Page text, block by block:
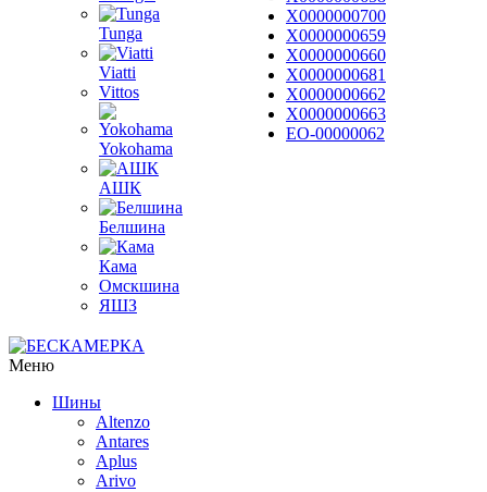
Tunga
Viatti
Vittos
Yokohama
АШК
Белшина
Кама
Омскшина
ЯШЗ
Х0000000700
Х0000000659
Х0000000660
Х0000000681
Х0000000662
Х0000000663
ЕО-00000062
Меню
Шины
Altenzo
Antares
Aplus
Arivo